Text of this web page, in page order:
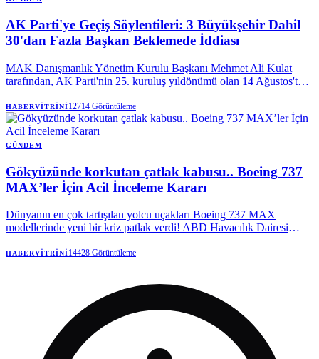
AK Parti'ye Geçiş Söylentileri: 3 Büyükşehir Dahil
30'dan Fazla Başkan Beklemede İddiası
MAK Danışmanlık Yönetim Kurulu Başkanı Mehmet Ali Kulat
tarafından, AK Parti'nin 25. kuruluş yıldönümü olan 14 Ağustos'ta,
fazla yerel yöneticinin partiye katılmak üzere sırada olduğu öne
sürüldü. Kulat, bu geçişlerin henüz netlik kazanmadığını da belirtti.
HABERVITRINI12714 Görüntüleme
GÜNDEM
Gökyüzünde korkutan çatlak kabusu.. Boeing 737
MAX’ler İçin Acil İnceleme Kararı
Dünyanın en çok tartışılan yolcu uçakları Boeing 737 MAX
modellerinde yeni bir kriz patlak verdi! ABD Havacılık Dairesi
alarm verdi.
HABERVITRINI14428 Görüntüleme